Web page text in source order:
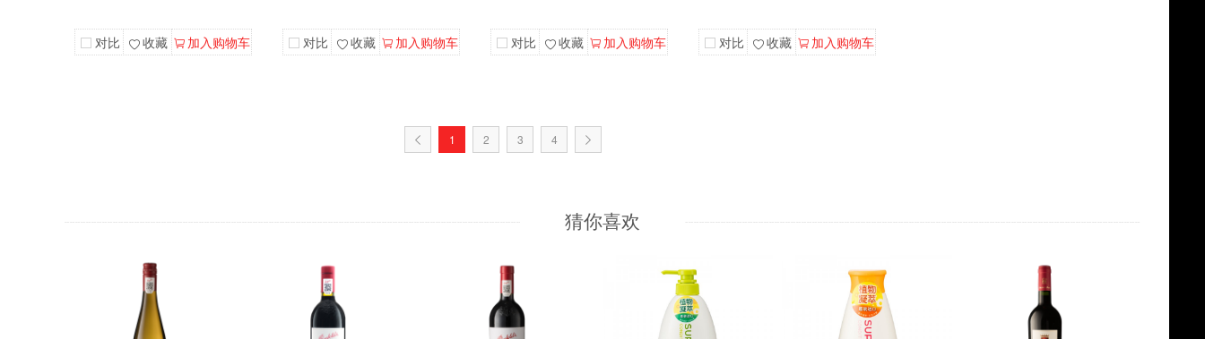
对比 收藏 加入购物车 对比 收藏 加入购物车 对比 收藏 加入购物车 对比 收藏 加入购物车
1 2 3 4
猜你喜欢